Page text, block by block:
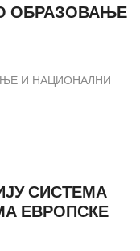
ОБРАЗОВАЊЕ
И НАЦИОНАЛНИ
СИСТЕМА
ЕВРОПСКЕ